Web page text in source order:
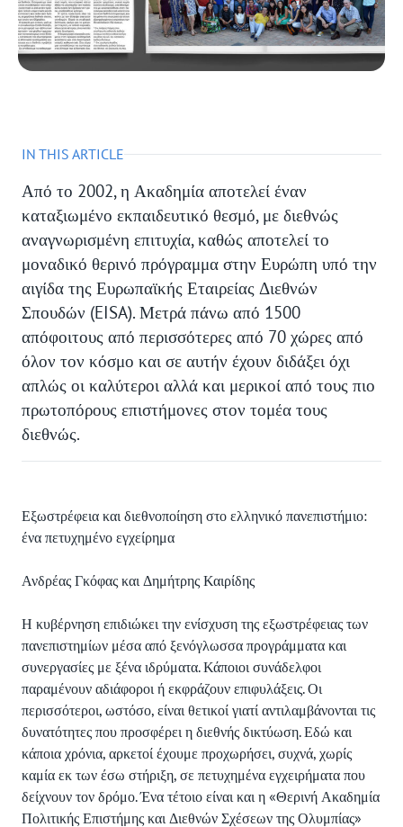
IN THIS ARTICLE
Από το 2002, η Ακαδημία αποτελεί έναν
καταξιωμένο εκπαιδευτικό θεσμό, με διεθνώς
αναγνωρισμένη επιτυχία, καθώς αποτελεί το
μοναδικό θερινό πρόγραμμα στην Ευρώπη υπό την
αιγίδα της Ευρωπαϊκής Εταιρείας Διεθνών
Σπουδών (EISA). Μετρά πάνω από 1500
απόφοιτους από περισσότερες από 70 χώρες από
όλον τον κόσμο και σε αυτήν έχουν διδάξει όχι
απλώς οι καλύτεροι αλλά και μερικοί από τους πιο
πρωτοπόρους επιστήμονες στον τομέα τους
διεθνώς.
Εξωστρέφεια και διεθνοποίηση στο ελληνικό πανεπιστήμιο:
ένα πετυχημένο εγχείρημα
Ανδρέας Γκόφας και Δημήτρης Καιρίδης
Η κυβέρνηση επιδιώκει την ενίσχυση της εξωστρέφειας των
πανεπιστημίων μέσα από ξενόγλωσσα προγράμματα και
συνεργασίες με ξένα ιδρύματα. Κάποιοι συνάδελφοι
παραμένουν αδιάφοροι ή εκφράζουν επιφυλάξεις. Οι
περισσότεροι, ωστόσο, είναι θετικοί γιατί αντιλαμβάνονται τις
δυνατότητες που προσφέρει η διεθνής δικτύωση. Εδώ και
κάποια χρόνια, αρκετοί έχουμε προχωρήσει, συχνά, χωρίς
καμία εκ των έσω στήριξη, σε πετυχημένα εγχειρήματα που
δείχνουν τον δρόμο. Ένα τέτοιο είναι και η «Θερινή Ακαδημία
Πολιτικής Επιστήμης και Διεθνών Σχέσεων της Ολυμπίας»